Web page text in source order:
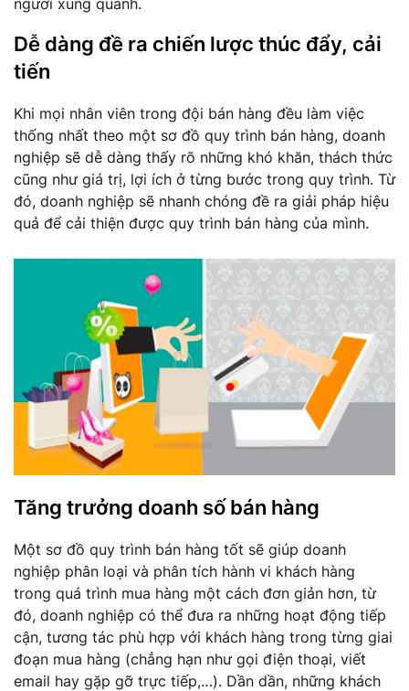
Dễ dàng đề ra chiến lược thúc đẩy, cải
tiến
Khi mọi nhân viên trong đội bán hàng đều làm việc
thống nhất theo một sơ đồ quy trình bán hàng, doanh
nghiệp sẽ dễ dàng thấy rõ những khó khăn, thách thức
cũng như giá trị, lợi ích ở từng bước trong quy trình. Từ
đó, doanh nghiệp sẽ nhanh chóng đề ra giải pháp hiệu
quả để cải thiện được quy trình bán hàng của mình.
Tăng trưởng doanh số bán hàng
Một sơ đồ quy trình bán hàng tốt sẽ giúp doanh
nghiệp phân loại và phân tích hành vi khách hàng
trong quá trình mua hàng một cách đơn giản hơn, từ
đó, doanh nghiệp có thể đưa ra những hoạt động tiếp
cận, tương tác phù hợp với khách hàng trong từng giai
đoạn mua hàng (chẳng hạn như gọi điện thoại, viết
email hay gặp gỡ trực tiếp,…). Dần dần, những khách